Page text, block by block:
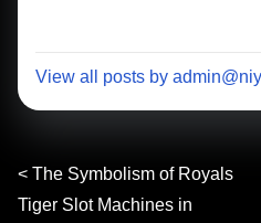
View all posts by
P
< The Symbolism of Royals
Tiger Slot Machines in